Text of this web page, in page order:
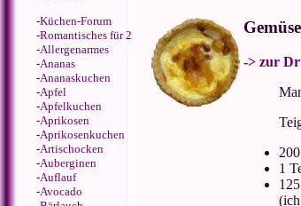
-Küchen-Forum
-Romantisches für 2
-Allergenarmes
-Ananas
-Ananaskuchen
-Apfel
-Apfelkuchen
-Aprikosen
-Aprikosenkuchen
-Artischocken
-Auberginen
-Auflauf
-Avocado
-> zur
1